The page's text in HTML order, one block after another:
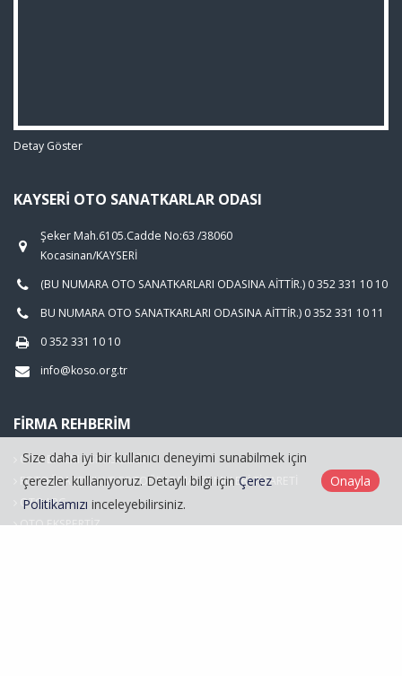
Detay Göster
KAYSERI OTO SANATKARLAR ODASI
Şeker Mah.6105.Cadde No:63 /38060
Kocasinan/KAYSERİ
(BU NUMARA OTO SANATKARLARI ODASINA AİTTİR.) 0 352 331 10 10
BU NUMARA OTO SANATKARLARI ODASINA AİTTİR.) 0 352 331 10 11
0 352 331 10 10
info@koso.org.tr
FIRMA REHBERIM
OTO BAKIM SERVİSCİLİĞİ
FOTOĞRAFÇILIK VE FOTOĞRAF MALZEMELERİ TİCARETİ
OTO LPG
OTO EKSPERTİZ
Size daha iyi bir kullanıcı deneyimi sunabilmek için
çerezler kullanıyoruz. Detaylı bilgi için Çerez
Politikamızı inceleyebilirsiniz.
Onayla